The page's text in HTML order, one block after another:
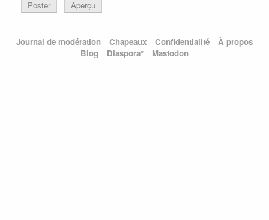
Poster Aperçu
Journal de modération Chapeaux Confidentialité
À propos
Blog
Diaspora* Mastodon